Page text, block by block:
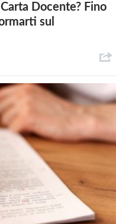
Docente? Fino
sul